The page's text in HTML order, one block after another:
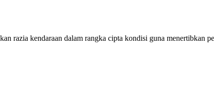
razia kendaraan dalam rangka cipta kondisi guna menertibkan